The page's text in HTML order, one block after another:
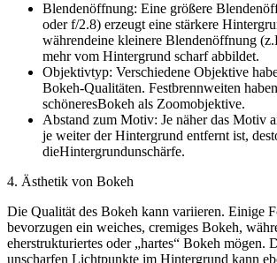
Blendenöffnung: Eine größere
oder f/2.8) erzeugt eine stärkere
währendeine kleinere Blendenöffnung
mehr vom Hintergrund scharf abbildet.
Objektivtyp: Verschiedene Objektive
Bokeh-Qualitäten. Festbrennweiten
schöneresBokeh als Zoomobjektive.
Abstand zum Motiv: Je näher das Motiv
je weiter der Hintergrund entfernt ist,
dieHintergrundunschärfe.
4. Ästhetik von Bokeh
Die Qualität des Bokeh kann variieren. Einige
bevorzugen ein weiches, cremiges Bokeh,
eherstrukturiertes oder „hartes“ Bokeh mögen.
unscharfen Lichtpunkte im Hintergrund kann